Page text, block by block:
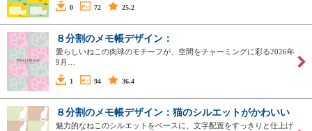
0 72 25.2
８分割のメモ帳デザイン：
愛らしいねこの肉球のモチーフが、空間をチャーミングに彩る2026年
9月…
1 94 36.4
８分割のメモ帳デザイン：猫のシルエットがかわいい
魅力的なねこのシルエットをベースに、文字配置をすっきりと仕上げ